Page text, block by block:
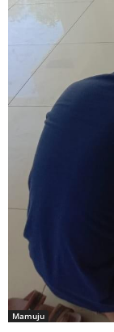
Mamuju